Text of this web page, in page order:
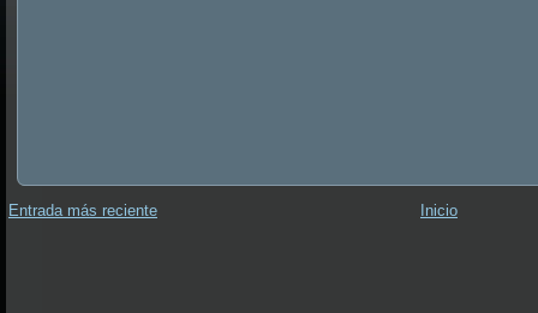
Entrada más reciente Inicio